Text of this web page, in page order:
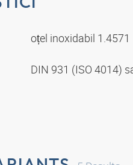
oțel inoxidabil 1.4571
DIN 931 (ISO 4014)